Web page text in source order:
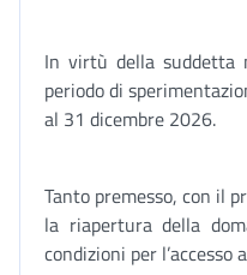
In virtù della suddetta
periodo di
al 31 dicembre 2026.
Tanto premesso, con il
la riapertura della
condizioni per l’accesso